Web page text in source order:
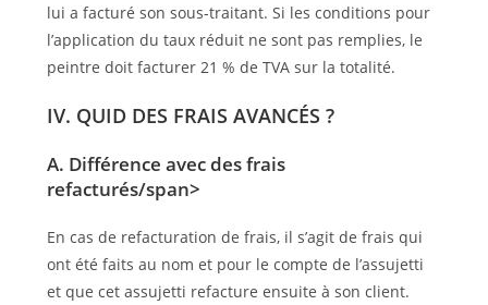
lui a facturé son sous-traitant. Si les conditions pour
l’application du taux réduit ne sont pas remplies, le
peintre doit facturer 21 % de TVA sur la totalité.
IV. QUID DES FRAIS AVANCÉS ?
A. Différence avec des frais
refacturés/span>
En cas de refacturation de frais, il s’agit de frais qui
ont été faits au nom et pour le compte de l’assujetti
et que cet assujetti refacture ensuite à son client.